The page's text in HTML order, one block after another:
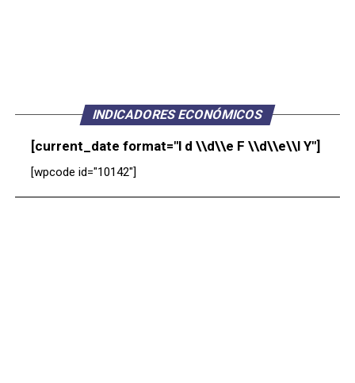
INDICADORES ECONÓMICOS
[current_date format="l d \\d\\e F \\d\\e\\l Y"]
[wpcode id="10142"]